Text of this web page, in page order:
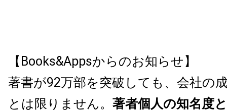
【Books&Appsからのお知らせ】
著書が92万部を突破しても、会社の
とは限りません。 著者個人の知名度